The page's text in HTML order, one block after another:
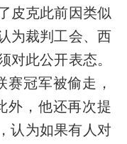
皮克此前因类似
为裁判工会、西
对此公开表态。
赛冠军被偷走，
外，他还再次提
认为如果有人对